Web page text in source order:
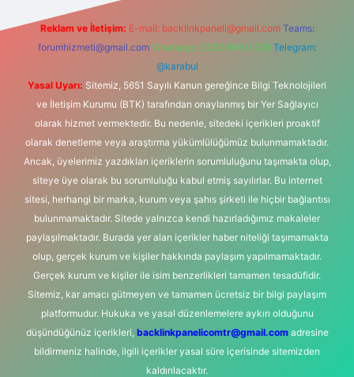
Reklam ve İletişim: E-mail: backlinkpaneli@gmail.com Teams:
forumhizmeti@gmail.com Whatsapp: 0262 606 0 726 Telegram:
@karabul
Yasal Uyarı: Sitemiz, 5651 Sayılı Kanun gereğince Bilgi Teknolojileri
ve İletişim Kurumu (BTK) tarafından onaylanmış bir Yer Sağlayıcı
olarak hizmet vermektedir. Bu nedenle, sitedeki içerikleri proaktif
olarak denetleme veya araştırma yükümlülüğümüz bulunmamaktadır.
Ancak, üyelerimiz yazdıkları içeriklerin sorumluluğunu taşımakta olup,
siteye üye olarak bu sorumluluğu kabul etmiş sayılırlar. Bu internet
sitesi, herhangi bir marka, kurum veya şahıs şirketi ile hiçbir bağlantısı
bulunmamaktadır. Sitede yalnızca kendi hazırladığımız makaleler
paylaşılmaktadır. Burada yer alan içerikler haber niteliği taşımamakta
olup, gerçek kurum ve kişiler hakkında paylaşım yapılmamaktadır.
Gerçek kurum ve kişiler ile isim benzerlikleri tamamen tesadüfidir.
Sitemiz, kar amacı gütmeyen ve tamamen ücretsiz bir bilgi paylaşım
platformudur. Hukuka ve yasal düzenlemelere aykırı olduğunu
düşündüğünüz içerikleri, backlinkpanelicomtr@gmail.comadresine
bildirmeniz halinde, ilgili içerikler yasal süre içerisinde sitemizden
kaldırılacaktır.